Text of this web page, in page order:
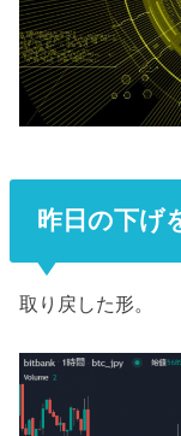
昨日の下げ
取り戻した形。